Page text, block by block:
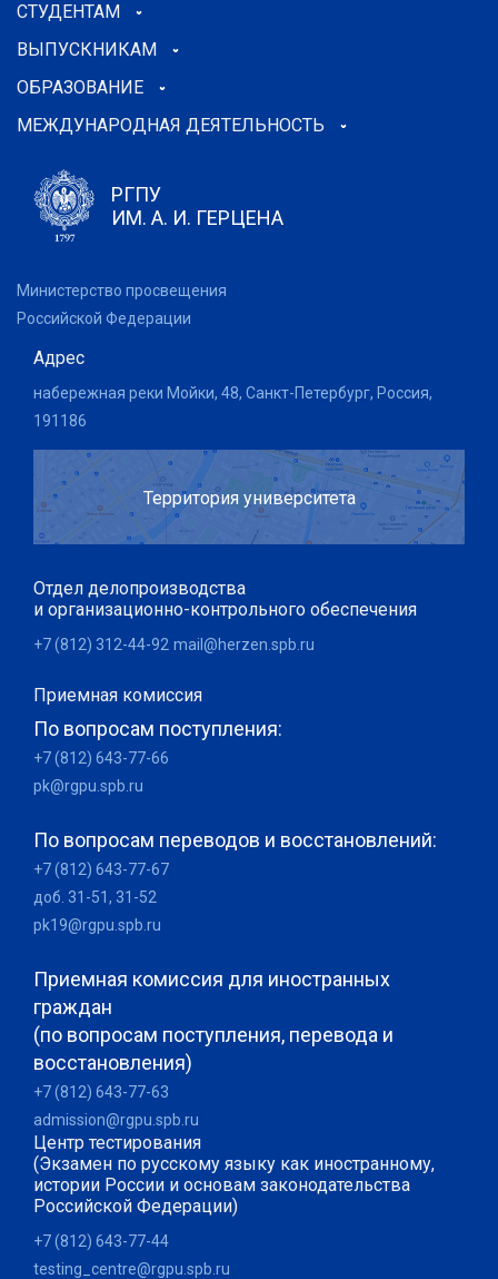
СТУДЕНТАМ
ВЫПУСКНИКАМ
ОБРАЗОВАНИЕ
МЕЖДУНАРОДНАЯ ДЕЯТЕЛЬНОСТЬ
РГПУ
ИМ. А. И. ГЕРЦЕНА
Министерство просвещения
Российской Федерации
Адрес
набережная реки Мойки, 48, Санкт-Петербург, Россия,
191186
Территория университета
Отдел делопроизводства
и организационно-контрольного обеспечения
+7 (812) 312-44-92 mail@herzen.spb.ru
Приемная комиссия
По вопросам поступления:
+7 (812) 643-77-66
pk@rgpu.spb.ru
По вопросам переводов и восстановлений:
+7 (812) 643-77-67
доб. 31-51, 31-52
pk19@rgpu.spb.ru
Приемная комиссия для иностранных
граждан
(по вопросам поступления, перевода и
восстановления)
+7 (812) 643-77-63
admission@rgpu.spb.ru
Центр тестирования
(Экзамен по русскому языку как иностранному,
истории России и основам законодательства
Российской Федерации)
+7 (812) 643-77-44
testing_centre@rgpu.spb.ru